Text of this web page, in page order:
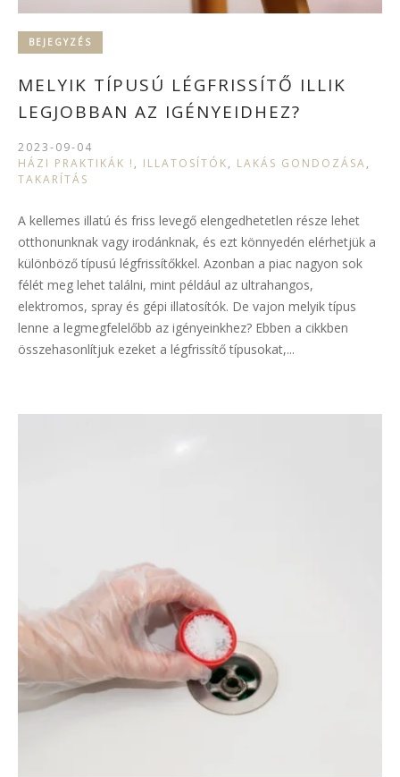
BEJEGYZÉS
MELYIK TÍPUSÚ LÉGFRISSÍTŐ ILLIK
LEGJOBBAN AZ IGÉNYEIDHEZ?
2023-09-04
HÁZI PRAKTIKÁK ! , ILLATOSÍTÓK, LAKÁS GONDOZÁSA,
TAKARÍTÁS
A kellemes illatú és friss levegő elengedhetetlen része lehet
otthonunknak vagy irodánknak, és ezt könnyedén elérhetjük a
különböző típusú légfrissítőkkel. Azonban a piac nagyon sok
félét meg lehet találni, mint például az ultrahangos,
elektromos, spray és gépi illatosítók. De vajon melyik típus
lenne a legmegfelelőbb az igényeinkhez? Ebben a cikkben
összehasonlítjuk ezeket a légfrissítő típusokat,...